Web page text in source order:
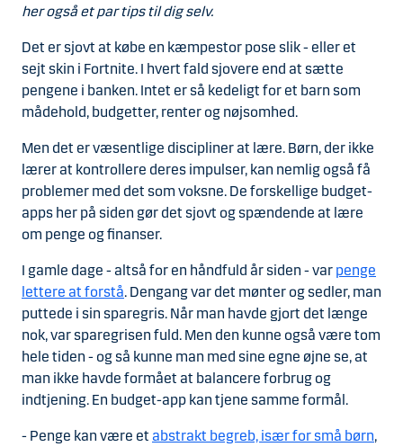
her også et par tips til dig selv.
Det er sjovt at købe en kæmpestor pose slik - eller et
sejt skin i Fortnite. I hvert fald sjovere end at sætte
pengene i banken. Intet er så kedeligt for et barn som
mådehold, budgetter, renter og nøjsomhed.
Men det er væsentlige discipliner at lære. Børn, der ikke
lærer at kontrollere deres impulser, kan nemlig også få
problemer med det som voksne. De forskellige budget-
apps her på siden gør det sjovt og spændende at lære
om penge og finanser.
I gamle dage - altså for en håndfuld år siden - var penge
lettere at forstå. Dengang var det mønter og sedler, man
puttede i sin sparegris. Når man havde gjort det længe
nok, var sparegrisen fuld. Men den kunne også være tom
hele tiden - og så kunne man med sine egne øjne se, at
man ikke havde formået at balancere forbrug og
indtjening. En budget-app kan tjene samme formål.
- Penge kan være et abstrakt begreb, især for små børn,